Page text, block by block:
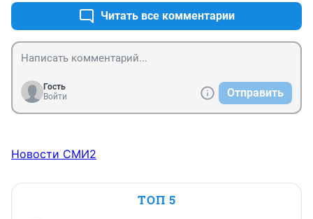
Читать все комментарии
Гость
Войти
Отправить
Новости СМИ2
ТОП 5